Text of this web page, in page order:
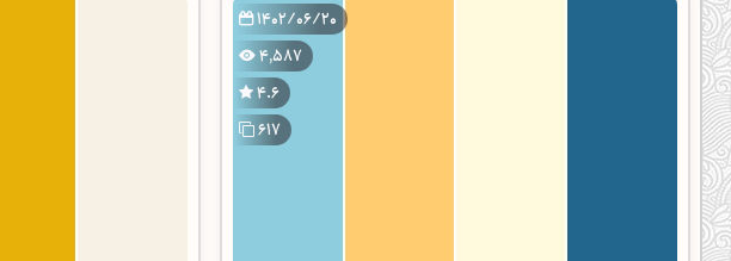
ساخت پالت رنگ با هوش‌مصنوعی
کدهای رنگ
یافتن رنگ مکمل
مشاهده تمام ابزارها
1402/06/20
4,587
4.6
617